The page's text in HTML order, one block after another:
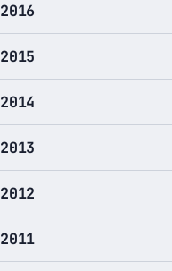
2016
2015
2014
2013
2012
2011